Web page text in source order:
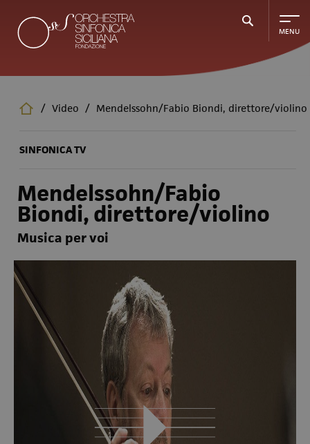
contenuto
principale
/ Video / Mendelssohn/Fabio Biondi, direttore/violino
SINFONICA TV
Mendelssohn/Fabio
Biondi, direttore/violino
Musica per voi